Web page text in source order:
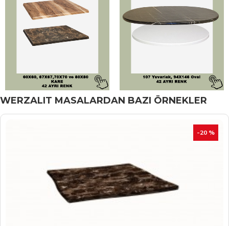
WERZALIT MASALARDAN BAZI ÖRNEKLER
İNDIRIM